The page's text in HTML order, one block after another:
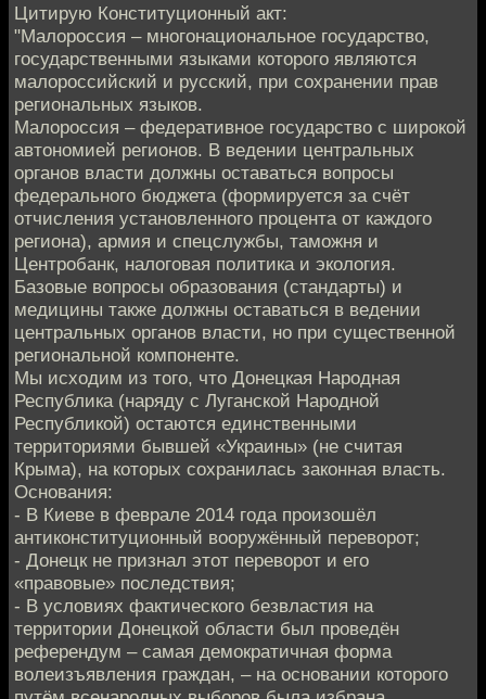
Цитирую Конституционный акт:
"Малороссия – многонациональное государство,
государственными языками которого являются
малороссийский и русский, при сохранении прав
региональных языков.
Малороссия – федеративное государство с широкой
автономией регионов. В ведении центральных
органов власти должны оставаться вопросы
федерального бюджета (формируется за счёт
отчисления установленного процента от каждого
региона), армия и спецслужбы, таможня и
Центробанк, налоговая политика и экология.
Базовые вопросы образования (стандарты) и
медицины также должны оставаться в ведении
центральных органов власти, но при существенной
региональной компоненте.
Мы исходим из того, что Донецкая Народная
Республика (наряду с Луганской Народной
Республикой) остаются единственными
территориями бывшей «Украины» (не считая
Крыма), на которых сохранилась законная власть.
Основания:
- В Киеве в феврале 2014 года произошёл
антиконституционный вооружённый переворот;
- Донецк не признал этот переворот и его
«правовые» последствия;
- В условиях фактического безвластия на
территории Донецкой области был проведён
референдум – самая демократичная форма
волеизъявления граждан, – на основании которого